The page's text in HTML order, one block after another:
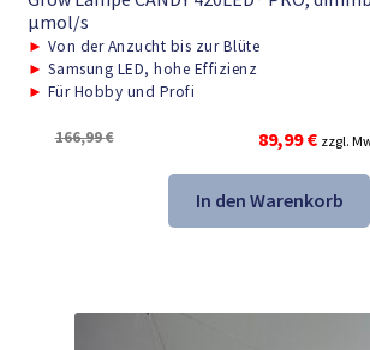
μmol/s
► Von der Anzucht bis zur Blüte
► Samsung LED, hohe Effizienz
► Für Hobby und Profi
166,99€
Ursprünglicher
war:
166,99 €
89,99€
ist:
89,99 €.
zzgl.
In den Warenkorb